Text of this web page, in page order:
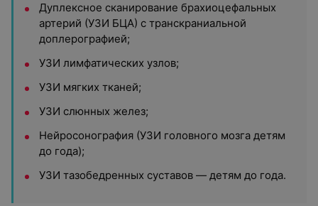
Дуплексное сканирование брахиоцефальных
артерий (УЗИ БЦА) с транскраниальной
доплерографией;
УЗИ лимфатических узлов;
УЗИ мягких тканей;
УЗИ слюнных желез;
Нейросонография (УЗИ головного мозга детям
до года);
УЗИ тазобедренных суставов — детям до года.